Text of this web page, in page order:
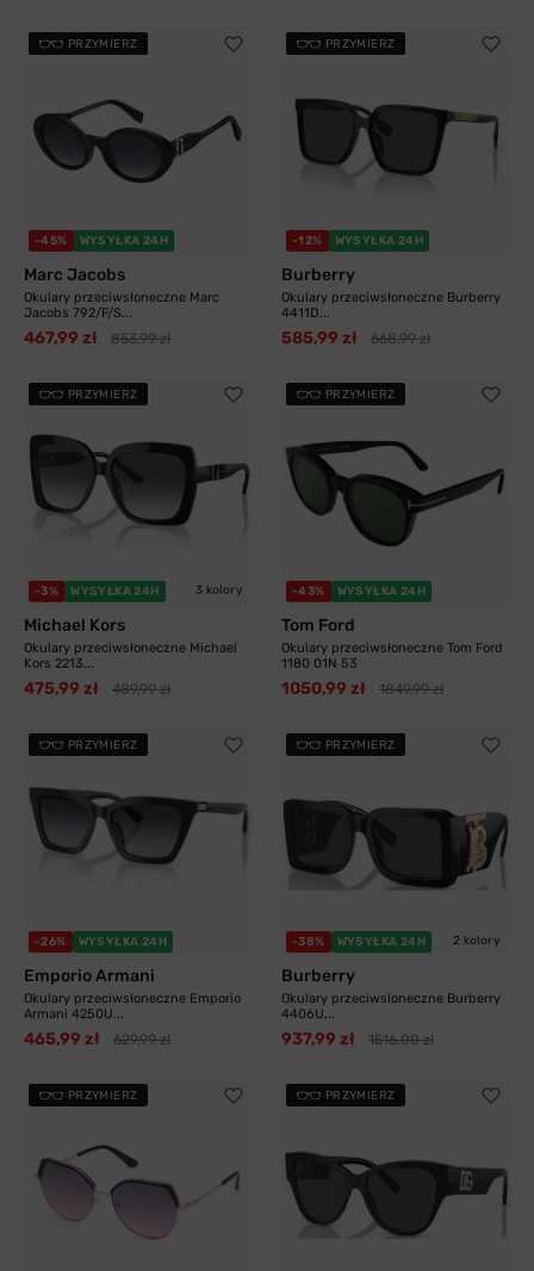
PRZYMIERZ
-45% WYSYŁKA 24H
Marc Jacobs
Okulary przeciwsłoneczne Marc
Jacobs 792/F/S...
467,99 zł 853,99 zł
PRZYMIERZ
-12% WYSYŁKA 24H
Burberry
Okulary przeciwsłoneczne Burberry
4411D...
585,99 zł 668,99 zł
PRZYMIERZ
-3% WYSYŁKA 24H 3 kolory
Michael Kors
Okulary przeciwsłoneczne Michael
Kors 2213...
475,99 zł 489,99 zł
PRZYMIERZ
-43% WYSYŁKA 24H
Tom Ford
Okulary przeciwsłoneczne Tom Ford
1180 01N 53
1050,99 zł 1849,99 zł
PRZYMIERZ
-26% WYSYŁKA 24H
Emporio Armani
Okulary przeciwsłoneczne Emporio
Armani 4250U...
465,99 zł 629,99 zł
PRZYMIERZ
-38% WYSYŁKA 24H 2 kolory
Burberry
Okulary przeciwsloneczne Burberry
4406U...
937,99 zł 1516,00 zł
PRZYMIERZ PRZYMIERZ